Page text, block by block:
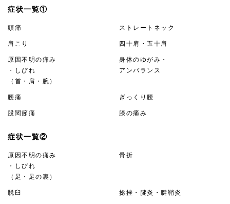
症状一覧①
頭痛 ストレートネック
肩こり 四十肩・五十肩
原因不明の痛み
・しびれ
（首・肩・腕）
身体のゆがみ・
アンバランス
腰痛 ぎっくり腰
股関節痛 膝の痛み
症状一覧②
原因不明の痛み
・しびれ
（足・足の裏）
骨折
脱臼 捻挫・腱炎・腱鞘炎